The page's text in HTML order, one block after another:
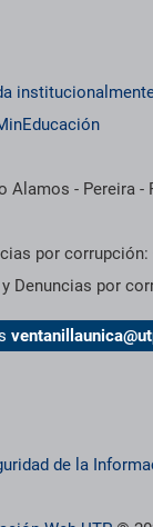
Alamos - Pereira
por corrupción:
Denuncias por
de la